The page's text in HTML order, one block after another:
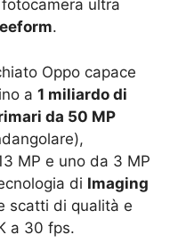
ultra
.
Oppo capace
a 1 miliardo di
da 50 MP
MP e uno da 3 MP
di Imaging
scatti di qualità e
a 30 fps.